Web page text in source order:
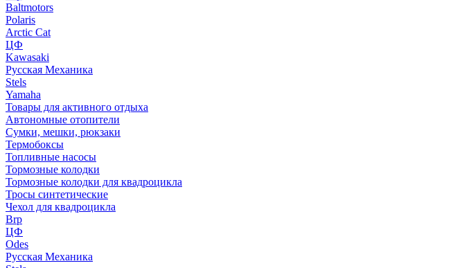
Baltmotors
Polaris
Arctic Cat
ЦФ
Kawasaki
Русская Механика
Stels
Yamaha
Товары для активного отдыха
Автономные отопители
Сумки, мешки, рюкзаки
Термобоксы
Топливные насосы
Тормозные колодки
Тормозные колодки для квадроцикла
Тросы синтетические
Чехол для квадроцикла
Brp
ЦФ
Odes
Русская Механика